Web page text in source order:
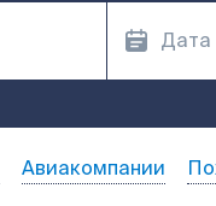
Авиакомпании